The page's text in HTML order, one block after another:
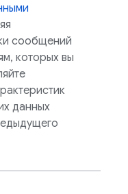
сообщений
которых вы
данных